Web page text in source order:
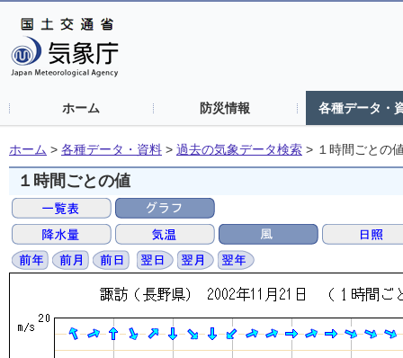
ホーム 防災情報 各種データ・
ホーム > 各種データ・資料 > 過去の気象データ検索 > １時間ごとの
１時間ごとの値